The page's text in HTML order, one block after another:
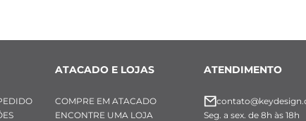
ATACADO E LOJAS
COMPRE EM ATACADO
ENCONTRE UMA LOJA
ATENDIMENTO
Seg. a sex. de 8h às 18h